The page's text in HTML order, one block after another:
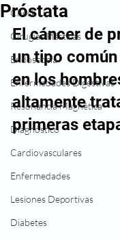
Check Up
Cirugías Plásticas
Endoscopía
Enfermedades Digestivas
Resonancia Magnética
Diagnóstico
Cardiovasculares
Enfermedades
Lesiones Deportivas
Diabetes
Próstata
El cáncer de
un tipo
en los
altamente
primeras